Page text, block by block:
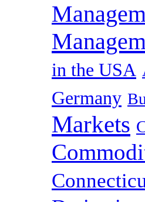
in the USA
Germany
Markets